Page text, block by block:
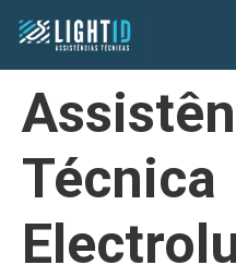
Pular
para
conteúdo
Técnica